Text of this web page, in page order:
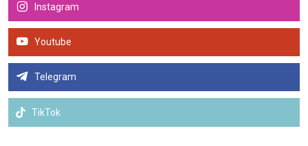
Instagram
Youtube
Telegram
TikTok